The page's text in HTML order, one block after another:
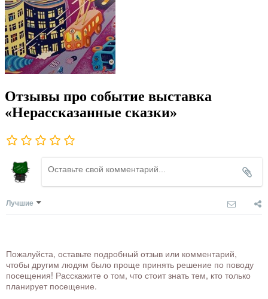
Отзывы про событие выставка
«Нерассказанные сказки»
Лучшие
Пожалуйста, оставьте подробный отзыв или комментарий,
чтобы другим людям было проще принять решение по поводу
посещения! Расскажите о том, что стоит знать тем, кто только
планирует посещение.